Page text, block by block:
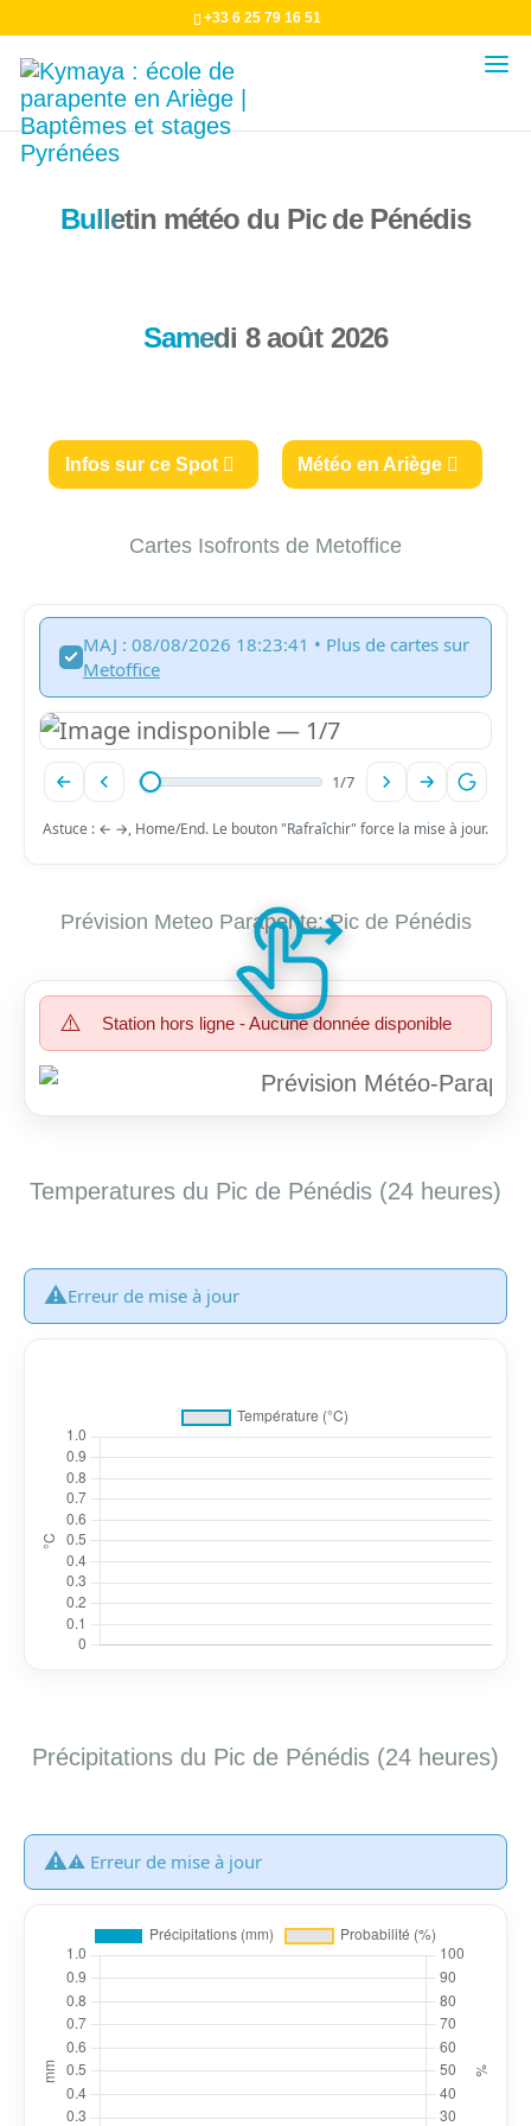
+33 6 25 79 16 51
Bulletin météo du Pic de Pénédis
Samedi 8 août 2026
Infos sur ce Spot Météo en Ariège
Cartes Isofronts de Metoffice
MAJ : 08/08/2026 18:23:41 • Plus de cartes sur
Metoffice
1/7
Astuce : ← →, Home/End. Le bouton "Rafraîchir" force la mise à jour.
Prévision Meteo Parapente: Pic de Pénédis
⚠️ Station hors ligne - Aucune donnée disponible
Temperatures du Pic de Pénédis (24 heures)
⚠️Erreur de mise à jour
Précipitations du Pic de Pénédis (24 heures)
⚠️⚠️ Erreur de mise à jour